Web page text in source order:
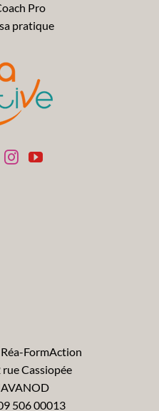
Pro
pratique
FormAction
Cassiopée
506 00013